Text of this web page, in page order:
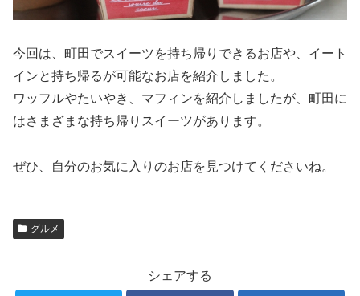
今回は、町田でスイーツを持ち帰りできるお店や、イート
インと持ち帰るが可能なお店を紹介しました。
ワッフルやたいやき、マフィンを紹介しましたが、町田に
はさまざまな持ち帰りスイーツがあります。
ぜひ、自分のお気に入りのお店を見つけてくださいね。
グルメ
シェアする